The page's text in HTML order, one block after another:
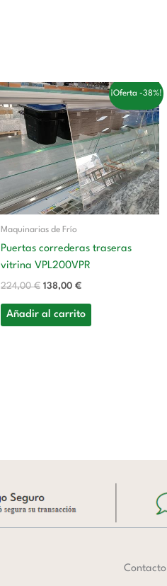
¡Oferta -38%!
Maquinarias de Frío
Puertas correderas traseras
vitrina VPL200VPR
224,00€
El
precio
original
era:
224,00 €.
138,00 €
El
precio
actual
es:
138,00 €.
Añadir al carrito
Contacto